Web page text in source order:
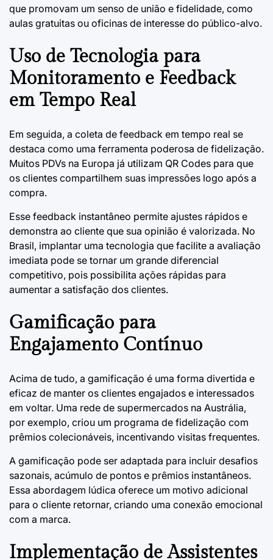
que promovam um senso de união e fidelidade, como
aulas gratuitas ou oficinas de interesse do público-alvo.
Uso de Tecnologia para
Monitoramento e Feedback
em Tempo Real
Em seguida, a coleta de feedback em tempo real se
destaca como uma ferramenta poderosa de fidelização.
Muitos PDVs na Europa já utilizam QR Codes para que
os clientes compartilhem suas impressões logo após a
compra.
Esse feedback instantâneo permite ajustes rápidos e
demonstra ao cliente que sua opinião é valorizada. No
Brasil, implantar uma tecnologia que facilite a avaliação
imediata pode se tornar um grande diferencial
competitivo, pois possibilita ações rápidas para
aumentar a satisfação dos clientes.
Gamificação para
Engajamento Contínuo
Acima de tudo, a gamificação é uma forma divertida e
eficaz de manter os clientes engajados e interessados
em voltar. Uma rede de supermercados na Austrália,
por exemplo, criou um programa de fidelização com
prêmios colecionáveis, incentivando visitas frequentes.
A gamificação pode ser adaptada para incluir desafios
sazonais, acúmulo de pontos e prêmios instantâneos.
Essa abordagem lúdica oferece um motivo adicional
para o cliente retornar, criando uma conexão emocional
com a marca.
Implementação de Assistentes